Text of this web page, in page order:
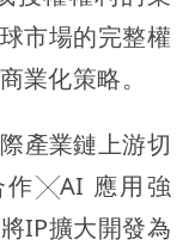
市場的完整權
業化策略。
產業鏈上游切
作╳AI 應用強
IP擴大開發為